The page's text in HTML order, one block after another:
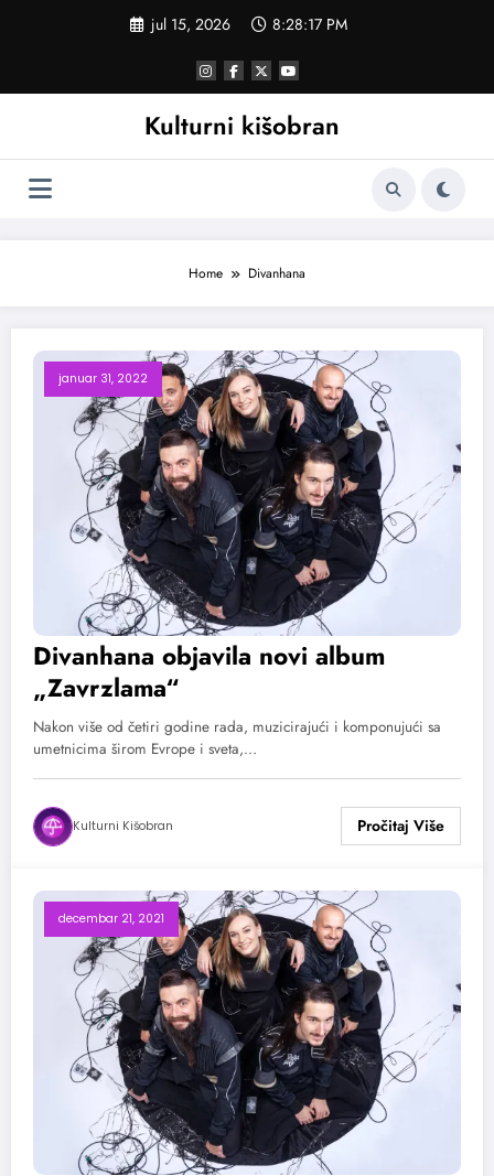
jul 15, 2026 8:28:17 PM
Kulturni kišobran
Home Divanhana
januar 31, 2022
Divanhana objavila novi album
„Zavrzlama“
Nakon više od četiri godine rada, muzicirajući i komponujući sa
umetnicima širom Evrope i sveta,…
Kulturni Kišobran
decembar 21, 2021